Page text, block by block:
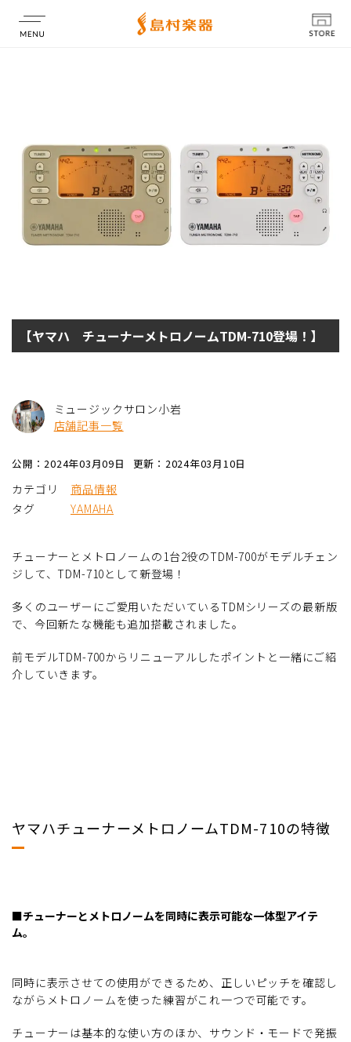
【ヤマハ チューナーメトロノームTDM-710登場！】
ミュージックサロン小岩
店舗記事一覧
公開：2024年03月09日 更新：2024年03月10日
カテゴリ
商品情報
タグ
YAMAHA
チューナーとメトロノームの1台2役のTDM-700がモデルチェン
ジして、TDM-710として新登場！
多くのユーザーにご愛用いただいているTDMシリーズの最新版
で、今回新たな機能も追加搭載されました。
前モデルTDM-700からリニューアルしたポイントと一緒にご紹
介していきます。
ヤマハチューナーメトロノームTDM-710の特徴
■チューナーとメトロノームを同時に表示可能な一体型アイテ
ム。
同時に表示させての使用ができるため、正しいピッチを確認し
ながらメトロノームを使った練習がこれ一つで可能です。
チューナーは基本的な使い方のほか、サウンド・モードで発振